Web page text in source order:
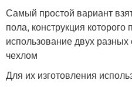
Самый простой вариант
пола, конструкция которого
использование двух
чехлом
Для их изготовления